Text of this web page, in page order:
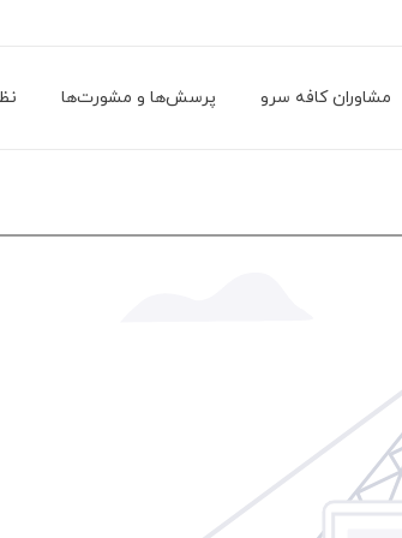
مشاوران کافه سرو پرسش‌ها و مشورت‌ها